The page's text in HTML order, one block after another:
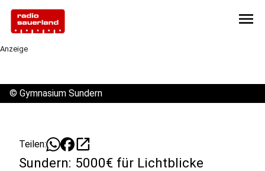
menu
Anzeige
© Gymnasium Sundern
Teilen: open_in_new
Sundern: 5000€ für Lichtblicke